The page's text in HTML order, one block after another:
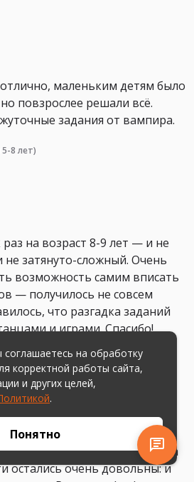
маленьким детям было
повзрослее решали всё.
задания от вампира.
8 лет)
на возраст 8-9 лет — и не
не затянуто-сложный. Очень
возможность самим вписать
— получилось не совсем
что разгадка заданий
и играми. Спасибо!
удобно сделано: подготовка
остались очень довольны: и
соглашаетесь на обработку
корректной работы сайта,
и других целей,
.
Понятно